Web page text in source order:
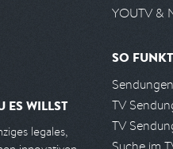
ES WILLST
legales,
YOUTV &
SO
TV
TV